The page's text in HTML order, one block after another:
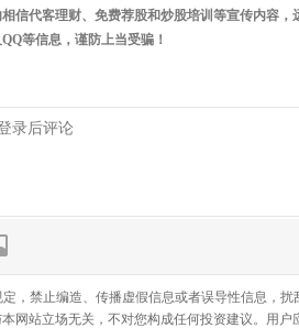
信代客理财、免费荐股和炒股培训等宣传内容
等信息，谨防上当受骗！
，禁止编造、传播虚假信息或者误导性信息，
网站立场无关，不对您构成任何投资建议。用